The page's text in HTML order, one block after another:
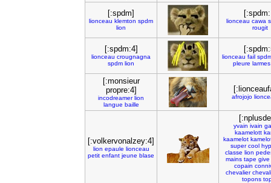
[:spdm]
lionceau klemton spdm
lion
lionceau cawa
rougit
[:spdm:4]
lionceau crougnagna
spdm lion
lionceau fail
pleure larmes
[:monsieur
propre:4]
incodreamer lion
langue baille
afrojojo
[:volkervonalzey:4]
lion epaule lionceau
petit enfant jeune blase
yvain ivain
kaamelott
kaamelot
super cool
classe lion
mains tape give
copain
chevalier
topons